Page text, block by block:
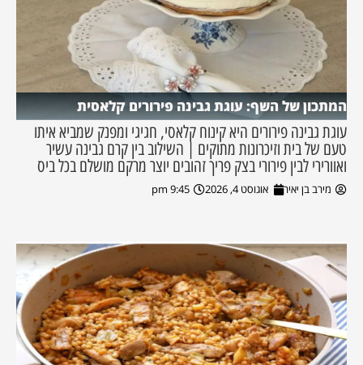
המתכון של השף: עוגת גבינה פירורים קלאסית
עוגת גבינה פירורים היא קינוח קלאסי, חגיגי ומפנק שמביא איתו
טעם של בית וזיכרונות מתוקים | השילוב בין קרם גבינה עשיר
ואוורירי לבין פירורי בצק פריך זהובים יוצר מרקם מושלם בכל ביס
מירב בן יאיר אוגוסט 4, 2026 9:45 pm